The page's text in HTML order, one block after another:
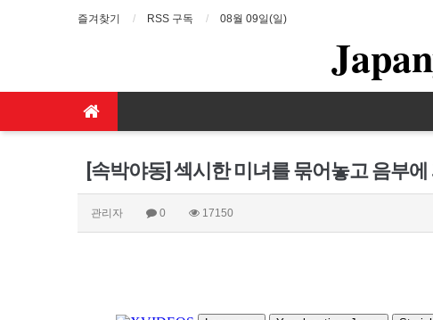
즐겨찾기 RSS 구독 08월 09일(일)
[속박야동] 섹시한 미녀를 묶어놓고 음부
관리자 0 17150